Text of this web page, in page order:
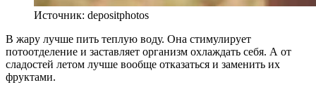
Источник: depositphotos
В жару лучше пить теплую воду. Она стимулирует
потоотделение и заставляет организм охлаждать себя. А от
сладостей летом лучше вообще отказаться и заменить их
фруктами.